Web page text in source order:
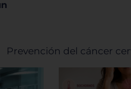
Prevención del cáncer